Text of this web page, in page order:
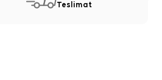
Teslimat